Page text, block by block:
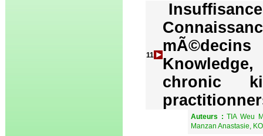
11
chronic
Auteurs :TIA Weu
Manzan Anastasie,